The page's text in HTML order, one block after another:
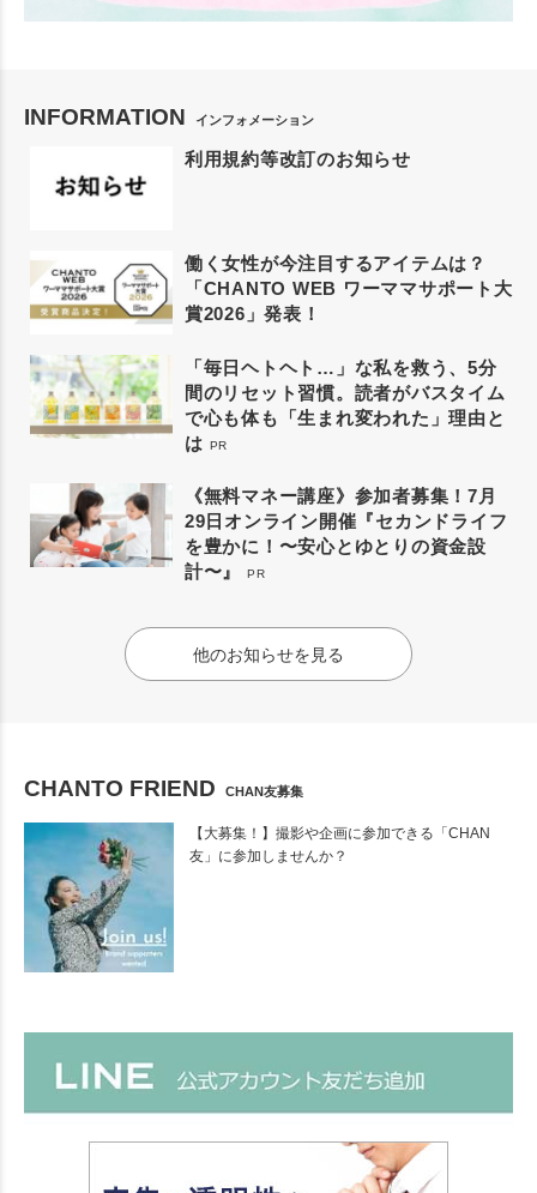
INFORMATION インフォメーション
利用規約等改訂のお知らせ
働く女性が今注目するアイテムは？
「CHANTO WEB ワーママサポート大
賞2026」発表！
「毎日ヘトヘト…」な私を救う、5分
間のリセット習慣。読者がバスタイム
で心も体も「生まれ変われた」理由と
は PR
《無料マネー講座》参加者募集！7月
29日オンライン開催『セカンドライフ
を豊かに！〜安心とゆとりの資金設
計〜』
PR
他のお知らせを見る
CHANTO FRIEND CHAN友募集
【大募集！】撮影や企画に参加できる「CHAN
友」に参加しませんか？